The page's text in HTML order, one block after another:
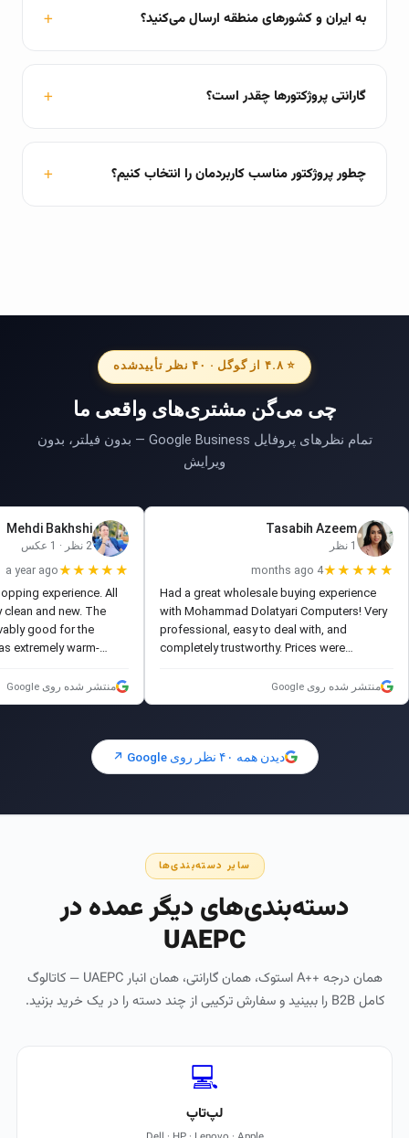
به ایران و کشورهای منطقه ارسال می‌کنید؟
گارانتی پروژکتورها چقدر است؟
چطور پروژکتور مناسب کاربردمان را انتخاب کنیم؟
⭐ ۴.۸ از گوگل · ۴۰ نظر تأیید‌شده
چی می‌گن مشتری‌های واقعی ما
تمام نظرهای پروفایل Google Business — بدون فیلتر، بدون
ویرایش
Tasabih Azeem
1 نظر
★★★★★
4 months ago
Had a great wholesale buying experience
with Mohammad Dolatyari Computers! Very
professional, easy to deal with, and
completely trustworthy. Prices were
the order was delivered exactly as
promised. Definitely recommend them for
منتشر شده روی Google
Mehdi Bakhshi
2 نظر · 1 عکس
★★★★★
a year ago
experience. All
clean and new. The
good for the
extremely warm-
منتشر شده روی Google
دیدن همه ۴۰ نظر روی Google ↗
سایر دسته‌بندی‌ها
دسته‌بندی‌های دیگر عمده در
UAEPC
همان درجه ⁦A++⁩ استوک، همان گارانتی، همان انبار UAEPC — کاتالوگ
کامل B2B را ببینید و سفارش ترکیبی از چند دسته را در یک خرید بزنید.
💻
لپ‌تاپ